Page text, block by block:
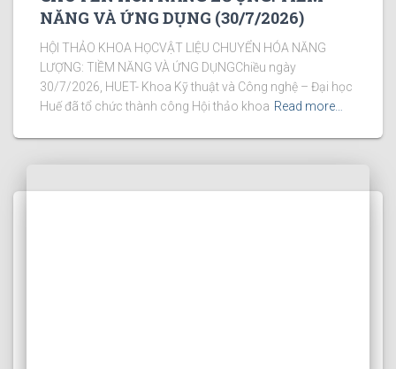
NĂNG VÀ ỨNG DỤNG (30/7/2026)
HỘI THẢO KHOA HỌCVẬT LIỆU CHUYỂN HÓA NĂNG
LƯỢNG: TIỀM NĂNG VÀ ỨNG DỤNGChiều ngày
30/7/2026, HUET- Khoa Kỹ thuật và Công nghệ – Đại học
Huế đã tổ chức thành công Hội thảo khoa Read more…